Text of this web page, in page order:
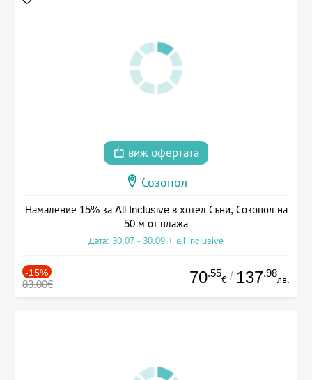
виж офертата
Созопол
Намаление 15% за All Inclusive в хотел Съни, Созопол на
50 м от плажа
Дата: 30.07 - 30.09 + all inclusive
-15%
83.00€ 70.55
€ / 137.98
лв.